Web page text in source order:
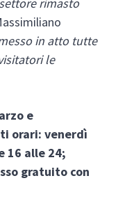
in atto tutte
le
e
orari: venerdì
16 alle 24;
gratuito con